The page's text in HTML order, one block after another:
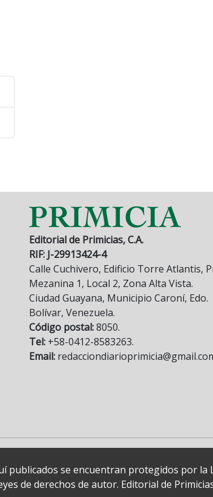
Editorial de Primicias, C.A.
RIF: J-29913424-4
Calle Cuchivero, Edificio Torre Atlantis,
Mezanina 1, Local 2, Zona Alta Vista.
Ciudad Guayana, Municipio Caroní, Edo.
Bolívar, Venezuela.
Código postal:8050.
Tel: +58-0412-8583263.
Email:
publicados se encuentran protegidos por la
de derechos de autor. Editorial de